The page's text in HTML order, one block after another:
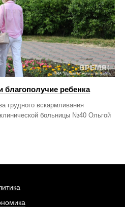
благополучие ребенка
грудного вскармливания
больницы №40 Ольгой